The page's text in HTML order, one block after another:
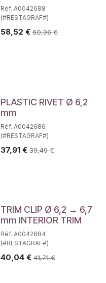
Réf. A0042688
(#RESTAGRAF#)
58,52 € 60,96€
PLASTIC RIVET Ø 6,2
mm
Réf. A0042686
(#RESTAGRAF#)
37,91€ 39,49€
TRIM CLIP Ø 6,2 → 6,7
mm INTERIOR TRIM
Réf. A0042684
(#RESTAGRAF#)
40,04€ 41,71€